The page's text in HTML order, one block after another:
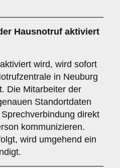
Hausnotruf aktiviert
wird, wird sofort
in Neuburg
Die Mitarbeiter der
Standortdaten
direkt
kommunizieren.
wird umgehend ein